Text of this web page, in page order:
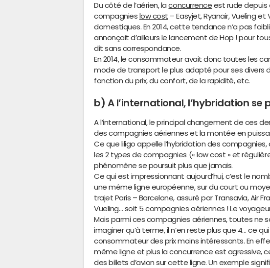
Du côté de l’aérien, laconcurrence est rude depuis
compagnies low cost – Easyjet, Ryanair, Vueling
domestiques. En 2014, cette tendance n’a pas
annonçait d’ailleurs le lancement de Hop ! pour
dit sans correspondance.
En 2014, le consommateur avait donc toutes les
mode de transport le plus adapté pour ses divers
fonction du prix, du confort, de la rapidité, etc.
b) A l’international, l’hybridation se
A l’international, le principal changement de ces
des compagnies aériennes et la montée en
Ce que liligo appelle l’hybridation des
les 2 types de compagnies (« low cost » et
phénomène se poursuit plus que jamais.
Ce qui est impressionnant aujourd’hui, c’est le
une même ligne européenne, sur du court ou
trajet Paris – Barcelone, assuré par Transavia, Air
Vueling… soit 5 compagnies aériennes ! Le
Mais parmi ces compagnies aériennes, toutes ne
imaginer qu’à terme, il n’en reste plus que 4… ce
consommateur des prix moins intéressants. En
même ligne et plus la concurrence est agressive,
des billets d’avion sur cette ligne. Un exemple